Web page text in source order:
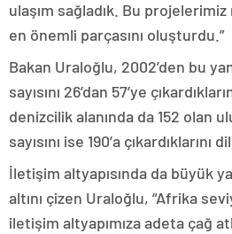
ulaşım sağladık. Bu
en önemli parçasını oluşturdu.”
Bakan Uraloğlu, 2002’den bu
sayısını 26’dan 57’ye
denizcilik alanında da 152 olan
sayısını ise 190’a çıkardıklarını
İletişim altyapısında da büyük
altını çizen Uraloğlu, “Afrika
iletişim altyapımıza adeta çağ